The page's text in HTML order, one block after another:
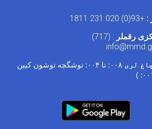
:
+93(0) 020 231 1811
رقملر : (717)
لری ۰۰۸: تا ۰۰۴:
توشگچه توشون کیین
)